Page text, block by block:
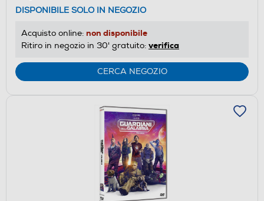
DISPONIBILE SOLO IN NEGOZIO
Acquisto online: non disponibile
Ritiro in negozio in 30' gratuito: verifica
CERCA NEGOZIO